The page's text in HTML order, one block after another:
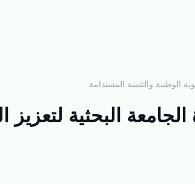
الوطنية والتنمية المستدامة
البحثية لتعزيز